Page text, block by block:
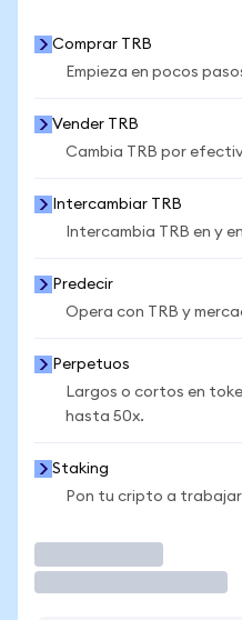
Comprar TRB
Empieza en pocos
Vender TRB
Cambia TRB por
Intercambiar TRB
Intercambia TRB en y
Predecir
Opera con TRB y
Perpetuos
Largos o cortos en
hasta 50x.
Staking
Pon tu cripto a